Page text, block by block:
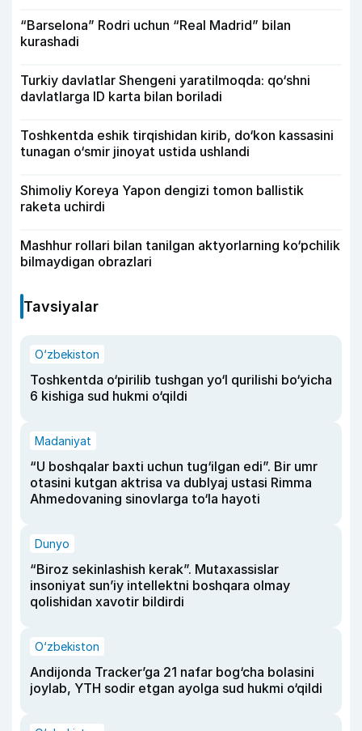
“Barselona” Rodri uchun “Real Madrid” bilan
kurashadi
Turkiy davlatlar Shengeni yaratilmoqda: qo‘shni
davlatlarga ID karta bilan boriladi
Toshkentda eshik tirqishidan kirib, do‘kon kassasini
tunagan o‘smir jinoyat ustida ushlandi
Shimoliy Koreya Yapon dengizi tomon ballistik
raketa uchirdi
Mashhur rollari bilan tanilgan aktyorlarning ko‘pchilik
bilmaydigan obrazlari
Tavsiyalar
O‘zbekiston
Toshkentda o‘pirilib tushgan yo‘l qurilishi bo‘yicha
6 kishiga sud hukmi o‘qildi
Madaniyat
“U boshqalar baxti uchun tug‘ilgan edi”. Bir umr
otasini kutgan aktrisa va dublyaj ustasi Rimma
Ahmedovaning sinovlarga to‘la hayoti
Dunyo
“Biroz sekinlashish kerak”. Mutaxassislar
insoniyat sun’iy intellektni boshqara olmay
qolishidan xavotir bildirdi
O‘zbekiston
Andijonda Tracker’ga 21 nafar bog‘cha bolasini
joylab, YTH sodir etgan ayolga sud hukmi o‘qildi